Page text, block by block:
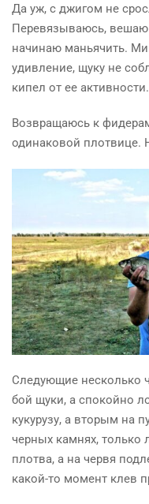
Да уж, с джигом не
Перевязываюсь, вешаю
начинаю маньячить.
удивление, щуку не
кипел от ее активности.
Возвращаюсь к
одинаковой плотвице.
Следующие несколько
бой щуки, а спокойно
кукурузу, а вторым на
черных камнях, только
плотва, а на червя
какой-то момент клев